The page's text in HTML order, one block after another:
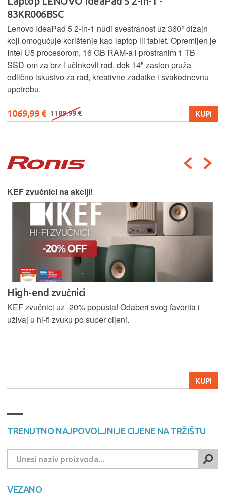
83KR006BSC
Lenovo IdeaPad 5 2‑in‑1 nudi svestranost uz 360° dizajn
koji omogućuje korištenje kao laptop ili tablet. Opremljen je
Intel U5 procesorom, 16 GB RAM-a i prostranim 1 TB
SSD‑om za brz i učinkovit rad, dok 14" zaslon pruža
odlično iskustvo za rad, kreativne zadatke i svakodnevnu
upotrebu.
1069,99 € 1189,99 € KUPI
KEF zvučnici na akciji!
High-end zvučnici
KEF zvučnici uz -20% popusta! Odaberi svog favorita i
uživaj u hi-fi zvuku po super cijeni.
KUPI
TRENUTNO NAJPOVOLJNIJE CIJENE NA TRŽIŠTU
VEZANO